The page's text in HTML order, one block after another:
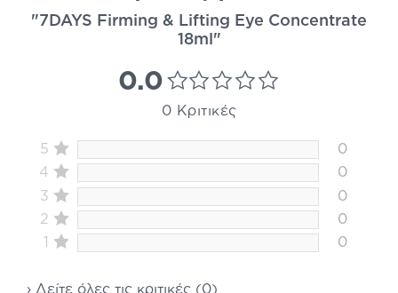
"7DAYS Firming & Lifting Eye Concentrate
18ml"
0.0
0 Κριτικές
5
0
4
0
3
0
2
0
1
0
› Δείτε όλες τις κριτικές (0)